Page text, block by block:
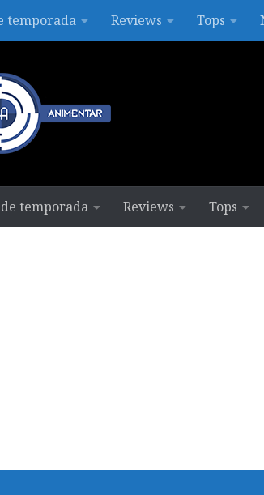
temporada Reviews Tops
de temporada Reviews Tops